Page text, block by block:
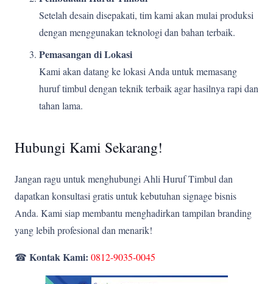
Setelah desain disepakati, tim kami akan mulai produksi
dengan menggunakan teknologi dan bahan terbaik.
Pemasangan di Lokasi
Kami akan datang ke lokasi Anda untuk memasang
huruf timbul dengan teknik terbaik agar hasilnya rapi dan
tahan lama.
Hubungi Kami Sekarang!
Jangan ragu untuk menghubungi Ahli Huruf Timbul dan
dapatkan konsultasi gratis untuk kebutuhan signage bisnis
Anda. Kami siap membantu menghadirkan tampilan branding
yang lebih profesional dan menarik!
☎ Kontak Kami: 0812-9035-0045